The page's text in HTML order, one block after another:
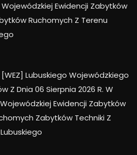
Ewidencji Zabytków
Ruchomych Z Terenu
Lubuskiego Wojewódzkiego
Z Dnia 06 Sierpnia 2026 R. W
Ewidencji Zabytków
Zabytków Techniki Z